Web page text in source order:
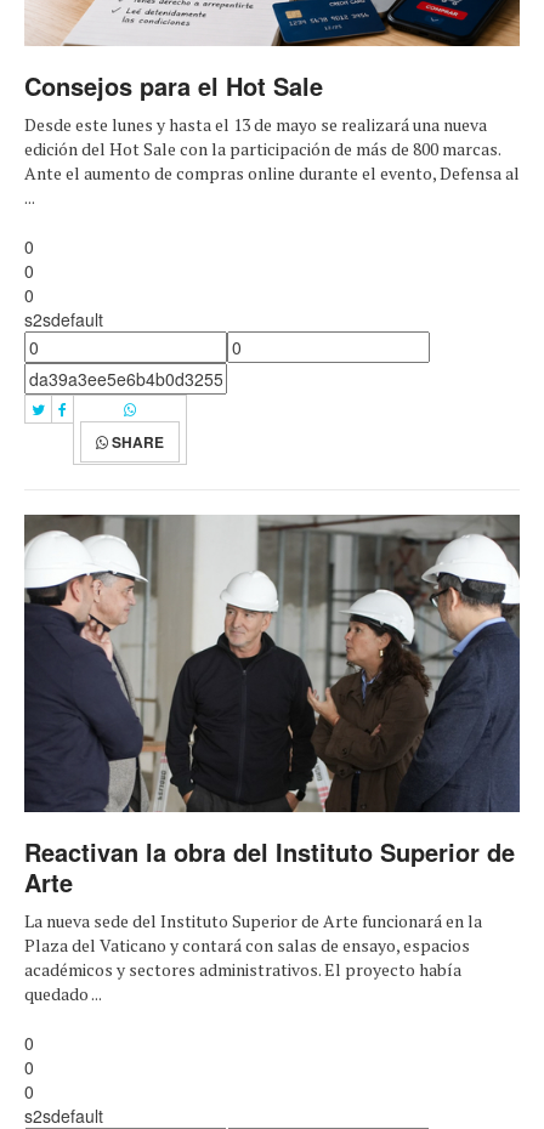
Consejos para el Hot Sale
Desde este lunes y hasta el 13 de mayo se realizará una nueva
edición del Hot Sale con la participación de más de 800 marcas.
Ante el aumento de compras online durante el evento, Defensa al
...
0
0
0
s2sdefault
SHARE
Reactivan la obra del Instituto Superior de
Arte
La nueva sede del Instituto Superior de Arte funcionará en la
Plaza del Vaticano y contará con salas de ensayo, espacios
académicos y sectores administrativos. El proyecto había
quedado ...
0
0
0
s2sdefault